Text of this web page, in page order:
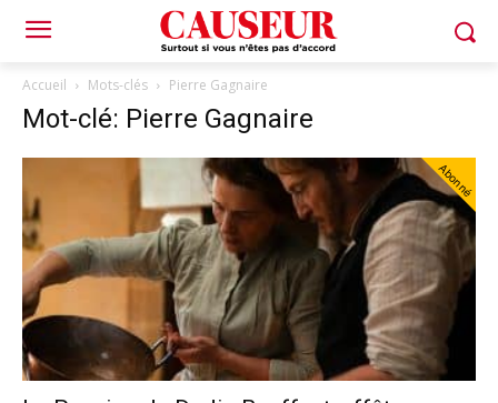
Accueil Mots-clés Pierre Gagnaire
Mot-clé: Pierre Gagnaire
Abonné